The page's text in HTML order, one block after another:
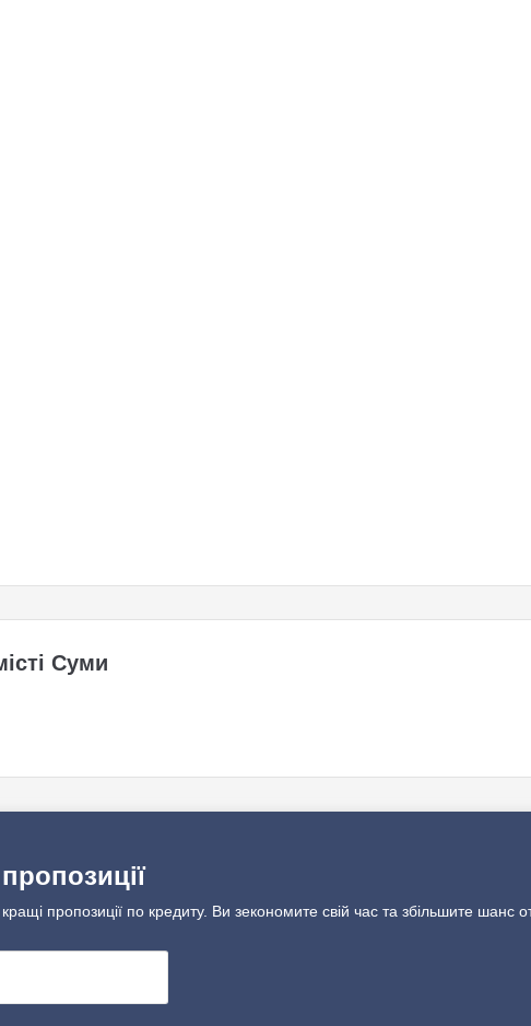
Суми
пропозиції по кредиту. Ви зекономите свій час та збільшите шанс